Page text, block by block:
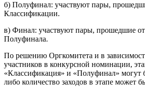
б) Полуфинал: участвуют пары,
Классификации.
в) Финал: участвуют пары, прошедшие
Полуфинала.
По решению Оргкомитета и в
участников в конкурсной номинации,
«Классификация» и «Полуфинал» могут
либо количество заходов в этапе может